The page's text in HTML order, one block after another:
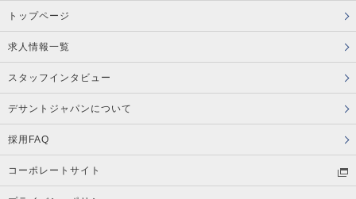
トップページ
求人情報一覧
スタッフインタビュー
デサントジャパンについて
採用FAQ
コーポレートサイト